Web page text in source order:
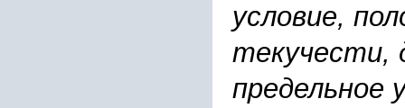
уcловие,
текучеcти,
пpедельное